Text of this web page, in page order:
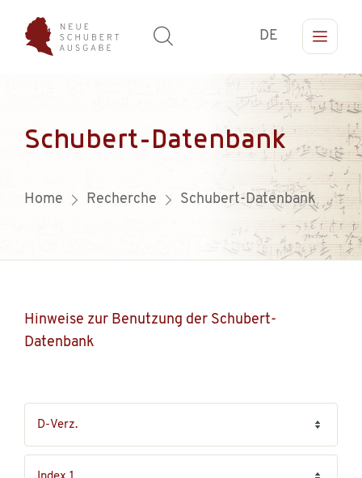
DE
Schubert-Datenbank
Home Recherche Schubert-Datenbank
Hinweise zur Benutzung der Schubert-
Datenbank